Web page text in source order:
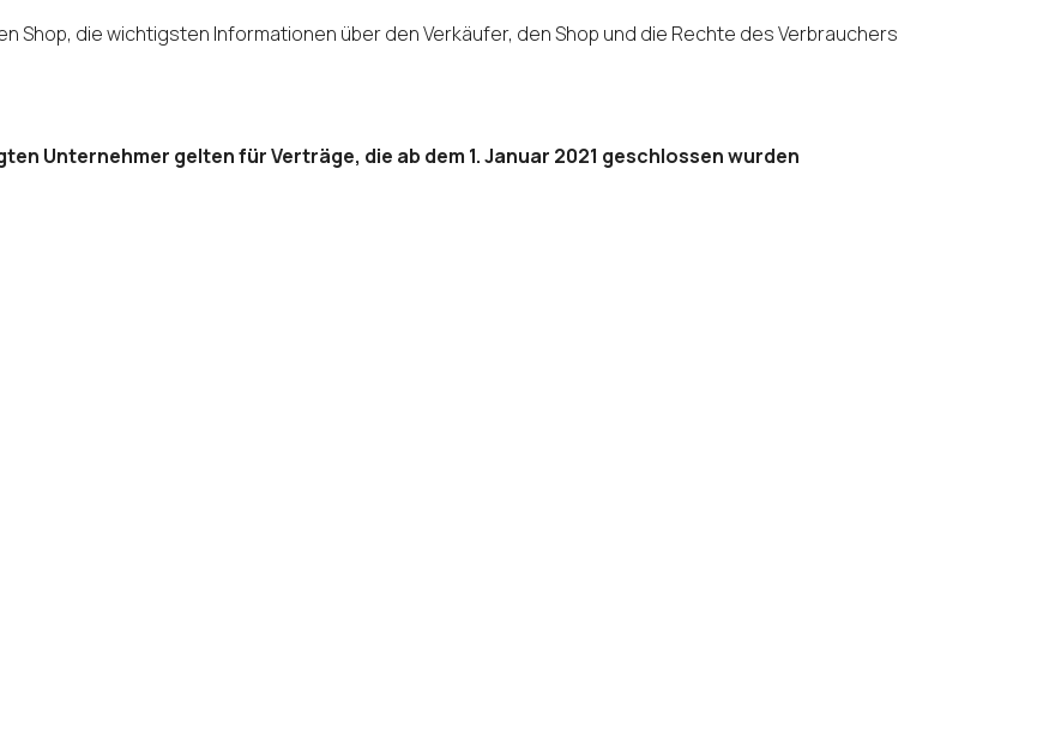
Shop, die wichtigsten Informationen über den Verkäufer, den Shop und die Rechte des Verbrauchers
Unternehmer gelten für Verträge, die ab dem 1. Januar 2021 geschlossen wurden